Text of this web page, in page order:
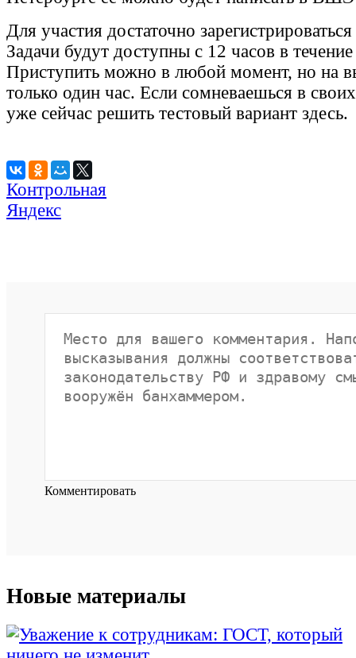
Для участия достаточно
Задачи будут доступны с 12 часов в
Приступить можно в любой момент, но на
только один час. Если сомневаешься в
уже сейчас решить тестовый вариант здесь.
Контрольная
Яндекс
Комментировать
Новые материалы